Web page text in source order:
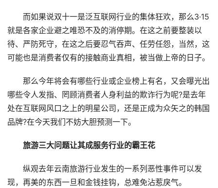
而如果说双十一是泛互联网行业的集体狂欢，那么3·15
就是各家企业避之唯恐不及的消停期。在这之前要整装以
待、严防死守，在这之后要忍气吞声、任劳任怨，当然，这
可能也是消费者仅有的接触商业真相，被当做上帝的日子。
那么今年将会有哪些行业或企业榜上有名，又会曝光出
哪些令人发指、罔顾消费者人身利益的欺诈行为呢?是去年
处在互联网风口之上的明星公司，还是正成为众矢之的韩国
品牌?在今天我们不妨大胆预测一下。
旅游三大问题让其成服务行业的霸王花
纵观去年云南旅游行业发生的一系列恶性事件可以发
现，再美的东西一旦和金钱挂钩，总难免沾惹戾气。